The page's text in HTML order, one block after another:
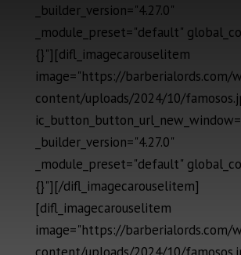
_builder_version="4.27.0"
_module_preset="default"
{}"][difl_imagecarouselitem
image="https://barberialords.com/
content/uploads/2024/10/
_builder_version="4.27.0"
_module_preset="default"
{}"][/difl_imagecarouselitem]
[difl_imagecarouselitem
image="https://barberialords.com/
content/uploads/2024/10/